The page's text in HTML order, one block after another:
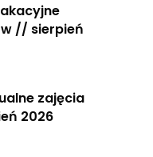
// sierpień
zajęcia
2026